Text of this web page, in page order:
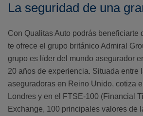
La seguridad de una
Con Qualitas Auto podrás beneficiarte
te ofrece el grupo británico Admiral
grupo es líder del mundo asegurador
20 años de experiencia. Situada entre
aseguradoras en Reino Unido, cotiza
Londres y en el FTSE-100 (Financial
Exchange, 100 principales valores de